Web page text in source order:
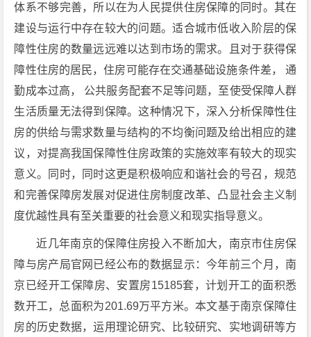
体系不够完善，所以在为人民提供住房保障的同时。其在
建设与运行中存在较大的问题。适合城市低收入阶层的保
障性住房的数量远远难以达到市场的需求。且对于获得保
障性住房的居民，住房可能存在交通基础设施条件差， 通
勤成本过高， 公共服务配套不足等问题，至使受保障人群
生活质量无法得到保障。这种情况下，深入分析保障性住
房的供给与需求数量与结构的不均衡问题及给出相应的建
议，对提高我国保障性住房政策的实施效率有较大的现实
意义。同时，同时这更是积极响应和谐社会的号召，规范
和完善保障房发展对促进住房制度改革、凸显社会主义制
度优越性具有至关重要的社会意义和现实指导意义。
近几年南京的保障住房投入不断加大，南京市住房保
障与房产局官网已经公布的数据显示：今年前三个月，南
京已经开工保障房、安置房15185套，计划开工的面积悉
数开工，总面积为201.69万平方米。本文基于南京保障住
房的历史数据，运用理论研究、比较研究、实地调研等方